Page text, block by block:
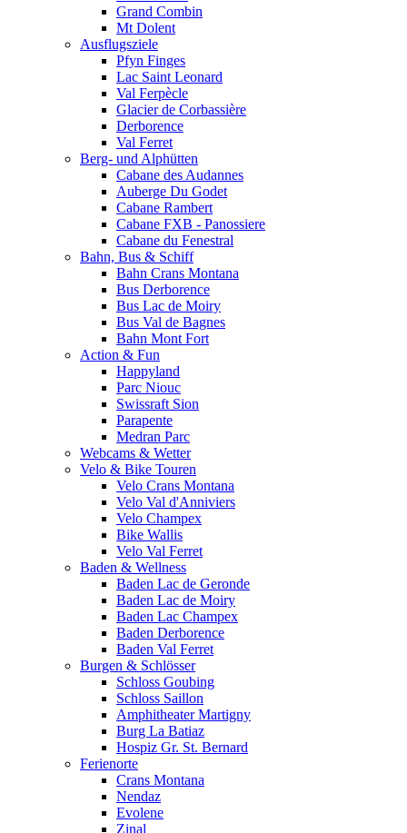
Grand Combin
Mt Dolent
Ausflugsziele
Pfyn Finges
Lac Saint Leonard
Val Ferpècle
Glacier de Corbassière
Derborence
Val Ferret
Berg- und Alphütten
Cabane des Audannes
Auberge Du Godet
Cabane Rambert
Cabane FXB - Panossiere
Cabane du Fenestral
Bahn, Bus & Schiff
Bahn Crans Montana
Bus Derborence
Bus Lac de Moiry
Bus Val de Bagnes
Bahn Mont Fort
Action & Fun
Happyland
Parc Niouc
Swissraft Sion
Parapente
Medran Parc
Webcams & Wetter
Velo & Bike Touren
Velo Crans Montana
Velo Val d'Anniviers
Velo Champex
Bike Wallis
Velo Val Ferret
Baden & Wellness
Baden Lac de Geronde
Baden Lac de Moiry
Baden Lac Champex
Baden Derborence
Baden Val Ferret
Burgen & Schlösser
Schloss Goubing
Schloss Saillon
Amphitheater Martigny
Burg La Batiaz
Hospiz Gr. St. Bernard
Ferienorte
Crans Montana
Nendaz
Evolene
Zinal